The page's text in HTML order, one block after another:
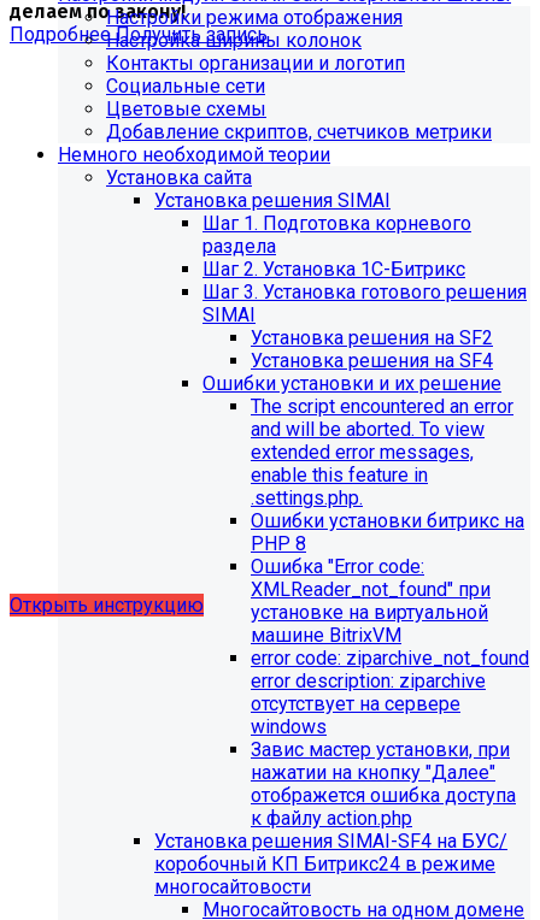
делаем по закону!
ПодробнееПолучить запись
Обновления в разделе
"Педагогический состав"
Для готовых решений, использующих модуль SIMAI-
SF4: Сведения об образовательной организации
выпущено обновление 1.14.11, согласно которому в
разделе "Педагогический состав"
можно разместить документ и скрыть таблицы.
Открыть инструкцию
будет ограничена поддержка продуктов на
PHP версии ниже 8.2.Рекомендуемая версия PHP - 8.4
будет ограничена поддержка продуктов на
Настройки режима отображения
Настройка ширины колонок
Контакты организации и логотип
Социальные сети
Цветовые схемы
Добавление скриптов, счетчиков метрики
Немного необходимой теории
Установка сайта
Установка решения SIMAI
Шаг 1. Подготовка корневого
раздела
Шаг 2. Установка 1С-Битрикс
Шаг 3. Установка готового решения
SIMAI
Установка решения на SF2
Установка решения на SF4
Ошибки установки и их решение
The script encountered an error
and will be aborted. To view
extended error messages,
enable this feature in
.settings.php.
Ошибки установки битрикс на
PHP 8
Ошибка "Error сode:
XMLReader_not_found" при
установке на виртуальной
машине BitrixVM
error сode: ziparchive_not_found
error description: ziparchive
отсутствует на сервере
windows
Завис мастер установки, при
нажатии на кнопку "Далее"
отображется ошибка доступа
к файлу action.php
Установка решения SIMAI-SF4 на БУС/
коробочный КП Битрикс24 в режиме
многосайтовости
Многосайтовость на одном домене